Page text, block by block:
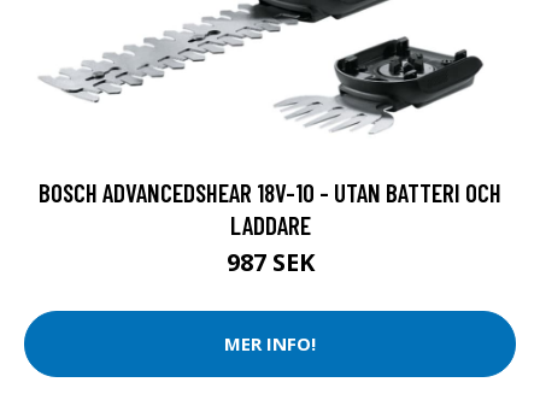
BOSCH ADVANCEDSHEAR 18V-10 - UTAN BATTERI OCH
LADDARE
987 SEK
MER INFO!